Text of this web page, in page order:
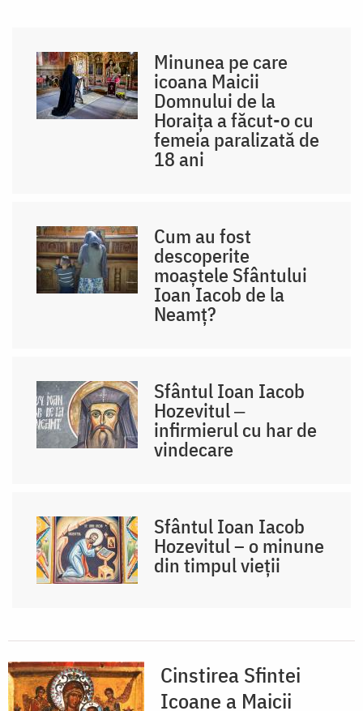
Minunea pe care
icoana Maicii
Domnului de la
Horaița a făcut-o cu
femeia paralizată de
18 ani
Cum au fost
descoperite
moaștele Sfântului
Ioan Iacob de la
Neamț?
Sfântul Ioan Iacob
Hozevitul ‒
infirmierul cu har de
vindecare
Sfântul Ioan Iacob
Hozevitul – o minune
din timpul vieții
Cinstirea Sfintei
Icoane a Maicii